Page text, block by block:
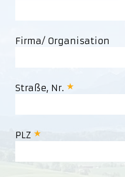
Firma/ Organisation
Straße, Nr.
PLZ